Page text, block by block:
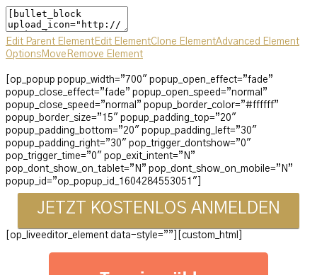
Edit Parent Element Edit ElementClone ElementAdvanced Element
Options Move Remove Element
[op_popup popup_width=”700″ popup_open_effect=”fade”
popup_close_effect=”fade” popup_open_speed=”normal”
popup_close_speed=”normal” popup_border_color=”#ffffff”
popup_border_size=”15″ popup_padding_top=”20″
popup_padding_bottom=”20″ popup_padding_left=”30″
popup_padding_right=”30″ pop_trigger_dontshow=”0″
pop_trigger_time=”0″ pop_exit_intent=”N”
pop_dont_show_on_tablet=”N” pop_dont_show_on_mobile=”N”
popup_id=”op_popup_id_1604284553051″]
JETZT KOSTENLOS ANMELDEN
[op_liveeditor_element data-style=””][custom_html]